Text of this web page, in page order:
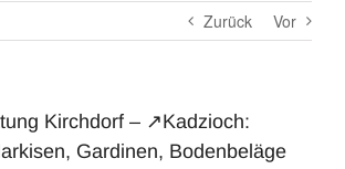
Zurück Vor
Kirchdorf – ↗️Kadzioch:
Gardinen, Bodenbeläge